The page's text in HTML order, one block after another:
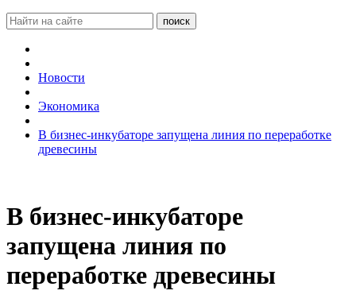
Новости
Экономика
В бизнес-инкубаторе запущена линия по переработке
древесины
В бизнес-инкубаторе
запущена линия по
переработке древесины